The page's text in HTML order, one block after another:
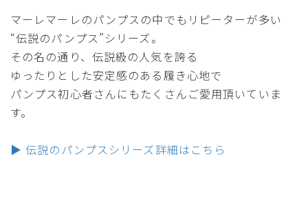
マーレマーレのパンプスの中でもリピーターが多い
“伝説のパンプス”シリーズ。
その名の通り、伝説級の人気を誇る
ゆったりとした安定感のある履き心地で
パンプス初心者さんにもたくさんご愛用頂いていま
す。
▶ 伝説のパンプスシリーズ詳細はこちら